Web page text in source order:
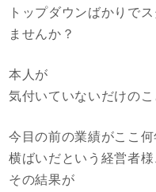
トップダウンばかりで
ませんか？
本人が
気付いていないだけのこ
今目の前の業績がここ
横ばいだという経営者様
その結果が